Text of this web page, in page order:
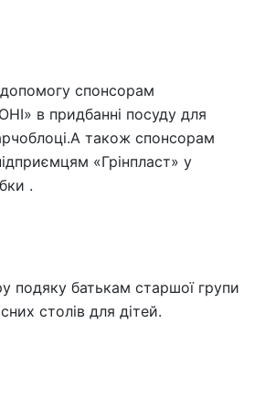
спонсорам
в придбанні посуду для
також спонсорам
«Грінпласт» у
.
подяку батькам старшої групи
столів для дітей.